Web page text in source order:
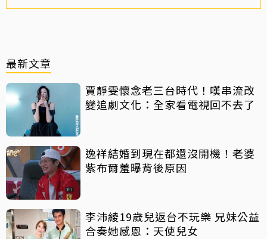
最新文章
賈靜雯懷念老三台時代！嘆串流改
變追劇文化：全家看電視回不去了
逸祥結婚到現在都還沒開機！老婆
紫布爾羞曝背後原因
李沛綾19歲兒返台不玩樂 兄妹公益
合奏她感恩：天使兒女